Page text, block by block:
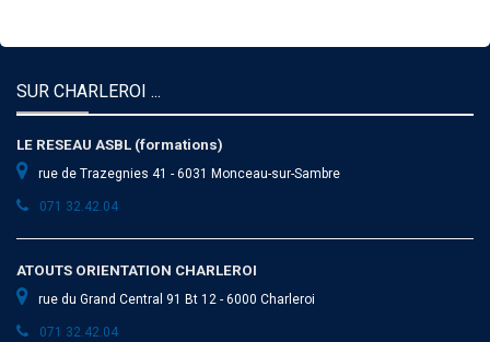
SUR CHARLEROI ...
LE RESEAU ASBL (formations)
rue de Trazegnies 41 - 6031 Monceau-sur-Sambre
071 32.42.04
ATOUTS ORIENTATION CHARLEROI
rue du Grand Central 91 Bt 12 - 6000 Charleroi
071 32.42.04